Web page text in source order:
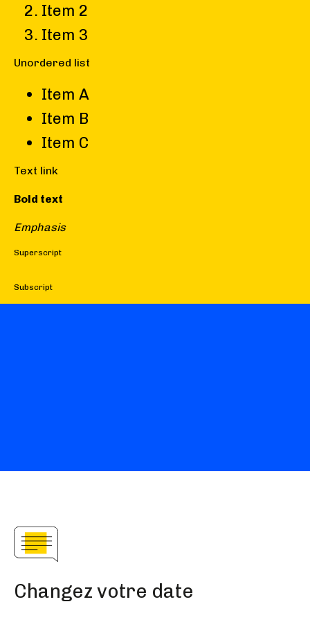
Item 2
Item 3
Unordered list
Item A
Item B
Item C
Text link
Bold text
Emphasis
Superscript
Subscript
Changez votre date